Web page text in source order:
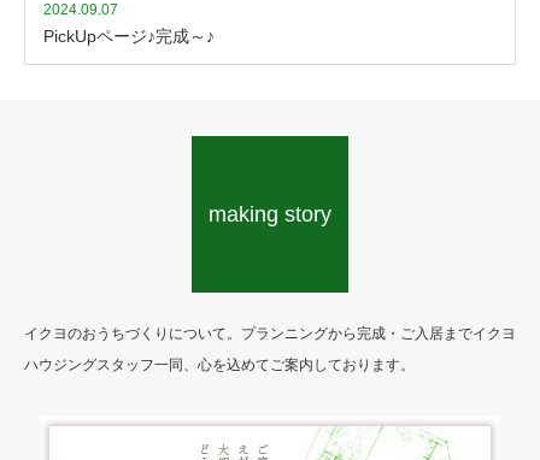
2024.09.07
PickUpページ♪完成～♪
making story
イクヨのおうちづくりについて。プランニングから完成・ご入居までイクヨ
ハウジングスタッフ一同、心を込めてご案内しております。